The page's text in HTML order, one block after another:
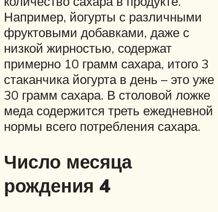
Например, йогурты с различными
фруктовыми добавками, даже с
низкой жирностью, содержат
примерно 10 грамм сахара, итого 3
стаканчика йогурта в день – это уже
30 грамм сахара. В столовой ложке
меда содержится треть ежедневной
нормы всего потребления сахара.
Число месяца
рождения 4